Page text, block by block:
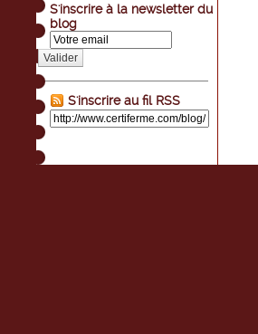
S'inscrire à la newsletter du
blog
Valider
S'inscrire au fil RSS